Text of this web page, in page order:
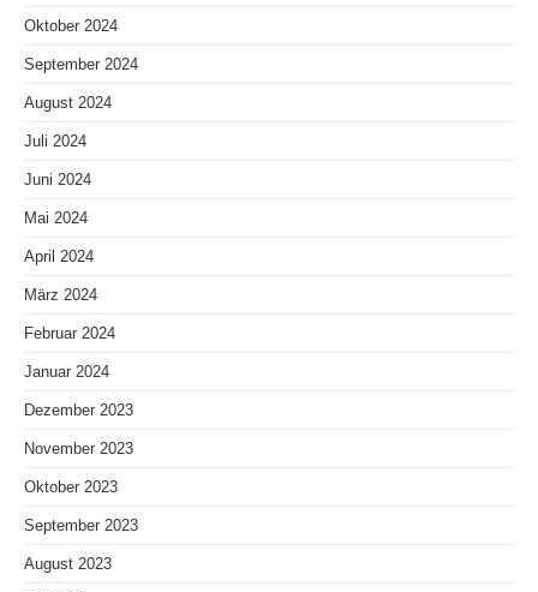
Oktober 2024
September 2024
August 2024
Juli 2024
Juni 2024
Mai 2024
April 2024
März 2024
Februar 2024
Januar 2024
Dezember 2023
November 2023
Oktober 2023
September 2023
August 2023